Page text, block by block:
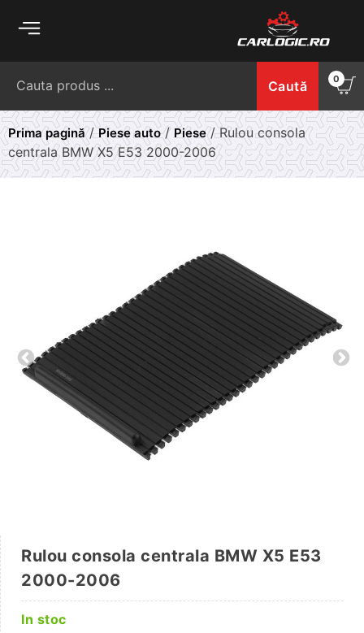
Caută 0
Prima pagină/Piese auto/ Piese/ Rulou consola
centrala BMW X5 E53 2000-2006
Rulou consola centrala BMW X5 E53
2000-2006
In stoc